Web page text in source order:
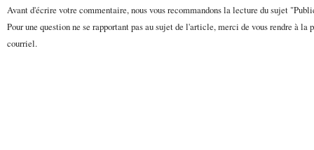
Avant d'écrire votre commentaire, nous vous recommandons la lecture du sujet
Pour une question ne se rapportant pas au sujet de l'article, merci de vous rendre à la
courriel.